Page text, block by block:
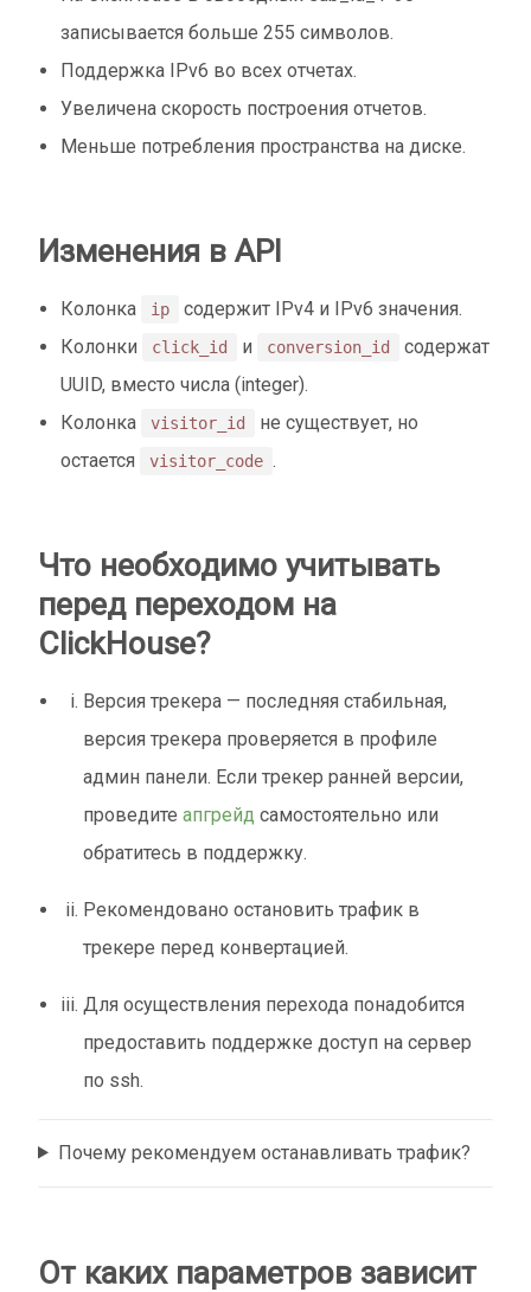
записывается больше 255 символов.
Поддержка IPv6 во всех отчетах.
Увеличена скорость построения отчетов.
Меньше потребления пространства на диске.
Изменения в API
Колонка ip
содержит IPv4 и IPv6 значения.
Колонки
click_id и conversion_id
содержат
UUID, вместо числа (integer).
Колонка
visitor_id
не существует, но
остается
visitor_code .
Что необходимо учитывать
перед переходом на
СlickHouse?
Версия трекера — последняя стабильная,
версия трекера проверяется в профиле
админ панели. Если трекер ранней версии,
проведитеапгрейд самостоятельно или
обратитесь в поддержку.
Рекомендовано остановить трафик в
трекере перед конвертацией.
Для осуществления перехода понадобится
предоставить поддержке доступ на сервер
по ssh.
Почему рекомендуем останавливать трафик?
От каких параметров зависит